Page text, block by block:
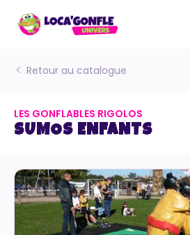
Retour au catalogue
LES GONFLABLES RIGOLOS
SUMOS ENFANTS